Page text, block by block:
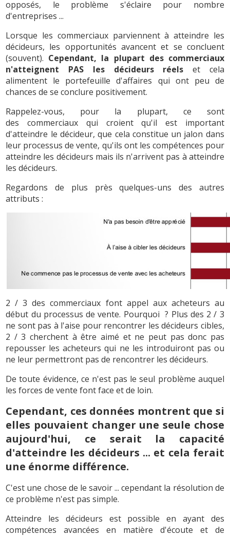
opposés, le problème s'éclaire pour nombre
d'entreprises ...
Lorsque les commerciaux parviennent à atteindre les
décideurs, les opportunités avancent et se concluent
(souvent). Cependant, la plupart des commerciaux
n'atteignent PAS les décideurs réels et cela
alimentent le portefeuille d'affaires qui ont peu de
chances de se conclure positivement.
Rappelez-vous, pour la plupart, ce sont
des commerciaux qui croient qu'il est important
d'atteindre le décideur, que cela constitue un jalon dans
leur processus de vente, qu'ils ont les compétences pour
atteindre les décideurs mais ils n'arrivent pas à atteindre
les décideurs.
Regardons de plus près quelques-uns des autres
attributs :
2 / 3 des commerciaux font appel aux acheteurs au
début du processus de vente. Pourquoi ? Plus des 2 / 3
ne sont pas à l'aise pour rencontrer les décideurs cibles,
2 / 3 cherchent à être aimé et ne peut pas donc pas
repousser les acheteurs qui ne les introduiront pas ou
ne leur permettront pas de rencontrer les décideurs.
De toute évidence, ce n'est pas le seul problème auquel
les forces de vente font face et de loin.
Cependant, ces données montrent que si
elles pouvaient changer une seule chose
aujourd'hui, ce serait la capacité
d'atteindre les décideurs ... et cela ferait
une énorme différence.
C'est une chose de le savoir ... cependant la résolution de
ce problème n'est pas simple.
Atteindre les décideurs est possible en ayant des
compétences avancées en matière d'écoute et de